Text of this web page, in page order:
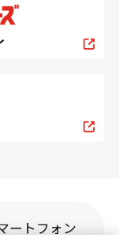
ートフォン